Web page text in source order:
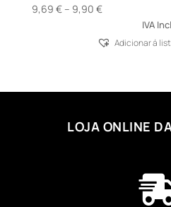
9,69 € – 9,90 €Price
9,69 €
IVA
Adicionar á
LOJA ONLINE